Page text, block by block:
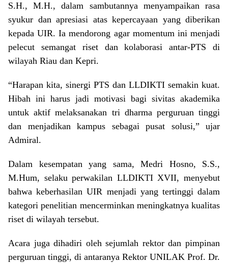
S.H., M.H., dalam sambutannya menyampaikan rasa
syukur dan apresiasi atas kepercayaan yang diberikan
kepada UIR. Ia mendorong agar momentum ini menjadi
pelecut semangat riset dan kolaborasi antar-PTS di
wilayah Riau dan Kepri.
“Harapan kita, sinergi PTS dan LLDIKTI semakin kuat.
Hibah ini harus jadi motivasi bagi sivitas akademika
untuk aktif melaksanakan tri dharma perguruan tinggi
dan menjadikan kampus sebagai pusat solusi,” ujar
Admiral.
Dalam kesempatan yang sama, Medri Hosno, S.S.,
M.Hum, selaku perwakilan LLDIKTI XVII, menyebut
bahwa keberhasilan UIR menjadi yang tertinggi dalam
kategori penelitian mencerminkan meningkatnya kualitas
riset di wilayah tersebut.
Acara juga dihadiri oleh sejumlah rektor dan pimpinan
perguruan tinggi, di antaranya Rektor UNILAK Prof. Dr.